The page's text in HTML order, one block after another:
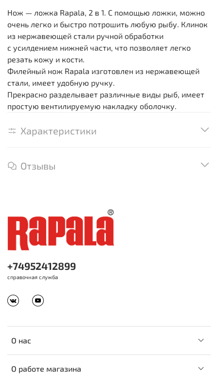
Нож — ложка Rapala, 2 в 1. С помощью ложки, можно
очень легко и быстро потрошить любую рыбу. Клинок
из нержавеющей стали ручной обработки
с усилдением нижней части, что позволяет легко
резать кожу и кости.
Филейный нож Rapala изготовлен из нержавеющей
стали, имеет удобную ручку.
Прекрасно разделывает различные виды рыб, имеет
простую вентилируемую накладку оболочку.
Характеристики
Отзывы
О нас
О работе магазина
+74952412899
справочная служба